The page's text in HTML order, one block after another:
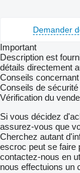
Demander
Important
Description est
détails directement
Conseils
Conseils de sécurité
Vérification du
Si vous décidez
assurez-vous que
Cherchez autant
escroc peut se faire
contactez-nous en
nous effectuions un